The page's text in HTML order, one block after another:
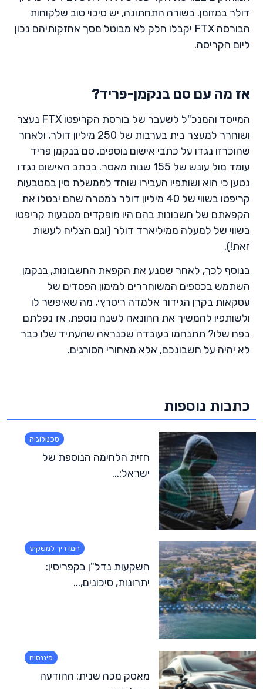
דולר במזומן. בשורה התחתונה, יש סיכוי טוב שלקוחות
הבורסה FTX יקבלו חלק לא מבוטל מסך אחזקותיהם נכון
ליום הקריסה.
אז מה עם סם בנקמן-פריד?
המייסד והמנכ"ל לשעבר של בורסת הקריפטו FTX נעצר
ושוחרר למעצר בית בערבות של 250 מיליון דולר, ולאחר
שהוכרזו נגדו על כתבי אישום נוספים, סם בנקמן פריד
עומד מול עונש של 155 שנות מאסר. בכתב האישום נגדו
נטען כי הוא ושותפיו העבירו שוחד לממשלת סין במטבעות
קריפטו בשווי של 40 מיליון דולר במטרה שהם יבטלו את
הקפאתם של חשבונות בהם היו מופקדים מטבעות קריפטו
בשווי של למעלה ממיליארד דולר (וגם הצליח לעשות
זאת!).
בנוסף לכך, לאחר שמנע את הקפאת החשבונות, בנקמן
השתמש בכספים המשוחררים למימון הפסדים של
עסקאות בקרן הגידור אלמדה ריסרץ׳, מה שאיפשר לו
ולשותפיו להמשיך את ההונאה לשנה נוספת. אז נפלתם
בפח שלו? תתנחמו בעובדה שכנראה שהעתיד שלו כבר
לא יהיה על חשבונכם, אלא מאחורי הסורגים.
כתבות נוספות
טכנולוגיה
חזית הלחימה הנוספת של
ישראל:...
המדריך למשקיע
השקעות נדל"ן בקפריסין:
יתרונות, סיכונים,...
פיננסים
מאסק מכה שנית: ההודעה